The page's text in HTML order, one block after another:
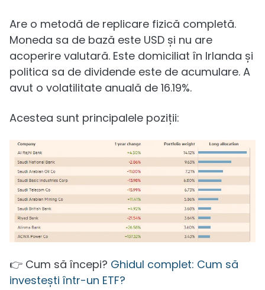
Are o metodă de replicare fizică completă.
Moneda sa de bază este USD și nu are
acoperire valutară. Este domiciliat în Irlanda și
politica sa de dividende este de acumulare. A
avut o volatilitate anuală de 16.19%.
Acestea sunt principalele poziții:
👉 Cum să începi? Ghidul complet: Cum să
investești într-un ETF?